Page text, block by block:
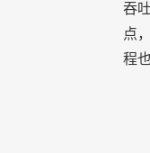
吞
点
程